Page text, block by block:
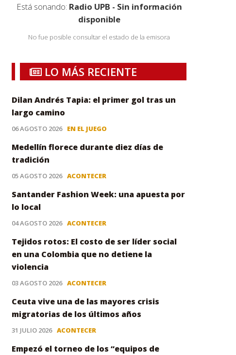
Está sonando: Radio UPB - Sin información
disponible
No fue posible consultar el estado de la emisora
LO MÁS RECIENTE
Dilan Andrés Tapia: el primer gol tras un
largo camino
06 AGOSTO 2026 EN EL JUEGO
Medellín florece durante diez días de
tradición
05 AGOSTO 2026 ACONTECER
Santander Fashion Week: una apuesta por
lo local
04 AGOSTO 2026 ACONTECER
Tejidos rotos: El costo de ser líder social
en una Colombia que no detiene la
violencia
03 AGOSTO 2026 ACONTECER
Ceuta vive una de las mayores crisis
migratorias de los últimos años
31 JULIO 2026 ACONTECER
Empezó el torneo de los “equipos de